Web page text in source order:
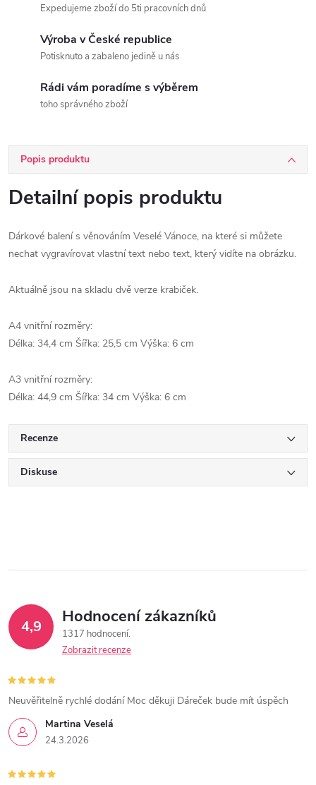
Expedujeme zboží do 5ti pracovních dnů
Výroba v České republice
Potisknuto a zabaleno jedině u nás
Rádi vám poradíme s výběrem
toho správného zboží
Popis produktu
Detailní popis produktu
Dárkové balení s věnováním Veselé Vánoce, na které si můžete
nechat vygravírovat vlastní text nebo text, který vidíte na obrázku.
Aktuálně jsou na skladu dvě verze krabiček.
A4 vnitřní rozměry:
Délka: 34,4 cm Šířka: 25,5 cm Výška: 6 cm
A3 vnitřní rozměry:
Délka: 44,9 cm Šířka: 34 cm Výška: 6 cm
Recenze
Diskuse
4,9 Hodnocení zákazníků
1317 hodnocení
Zobrazit recenze
Martina Veselá
24.3.2026
Neuvěřitelně rychlé dodání Moc děkuji Dáreček bude mít úspěch